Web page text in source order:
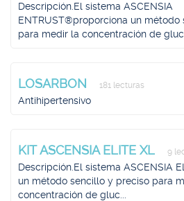
Descripción.El sistema ASCENSIA
ENTRUST®proporciona un método
para medir la concentración de
LOSARBON 181 lecturas
Antihipertensivo
KIT ASCENSIA ELITE XL 9
Descripción.El sistema ASCENSIA
un método sencillo y preciso para
concentración de gluc...